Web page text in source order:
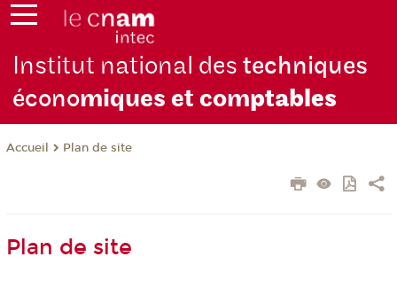
Institut national destechniques
économiques et comptables
Accueil Plan de site
Plan de site